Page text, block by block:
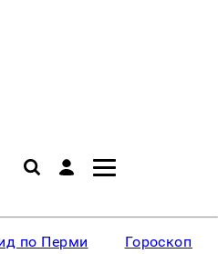
по Перми Гороскопы